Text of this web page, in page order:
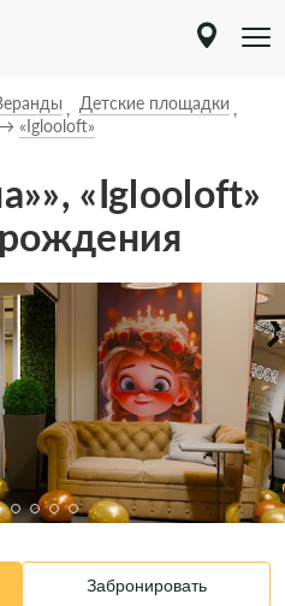
Детские площадки
«Iglooloft»
«Iglooloft»
Забронировать